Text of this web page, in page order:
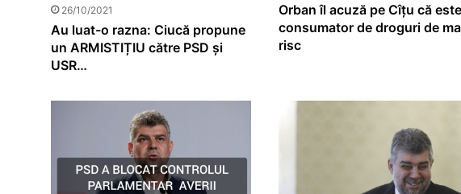
26/10/2021
Au luat-o razna: Ciucă propune
un ARMISTIȚIU către PSD și
USR…
Orban îl acuză pe Cîțu că este
consumator de droguri de
risc